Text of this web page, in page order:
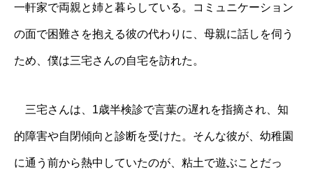
一軒家で両親と姉と暮らしている。コミュニケーション
の面で困難さを抱える彼の代わりに、母親に話しを伺う
ため、僕は三宅さんの自宅を訪れた。
三宅さんは、1歳半検診で言葉の遅れを指摘され、知
的障害や自閉傾向と診断を受けた。そんな彼が、幼稚園
に通う前から熱中していたのが、粘土で遊ぶことだっ